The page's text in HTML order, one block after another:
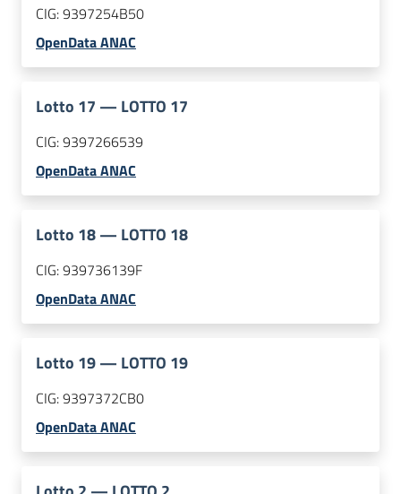
CIG:9397254B50
OpenData ANAC
Lotto 17 — LOTTO 17
CIG:9397266539
OpenData ANAC
Lotto 18— LOTTO 18
CIG:939736139F
OpenData ANAC
Lotto 19— LOTTO 19
CIG:9397372CB0
OpenData ANAC